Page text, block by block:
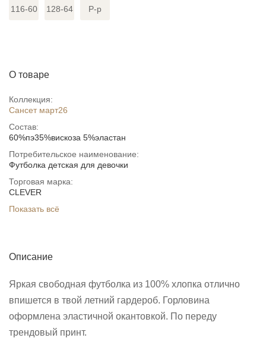
116-60 128-64 Р-р
О товаре
Коллекция:
Сансет март26
Состав:
60%пэ35%вискоза 5%эластан
Потребительское наименование:
Футболка детская для девочки
Торговая марка:
CLEVER
Показать всё
Описание
Яркая свободная футболка из 100% хлопка отлично
впишется в твой летний гардероб. Горловина
оформлена эластичной окантовкой. По переду
трендовый принт.